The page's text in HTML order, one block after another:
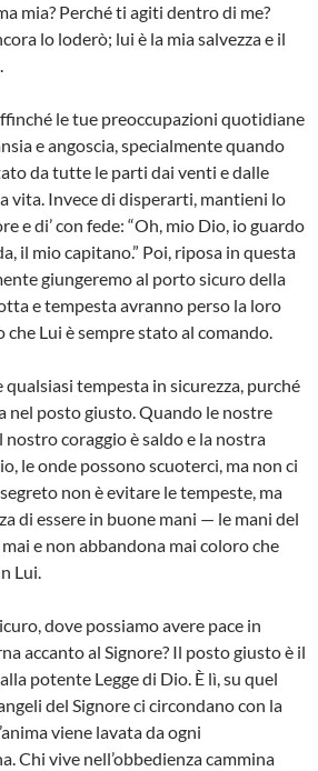
mia? Perché ti agiti dentro di me?
lo loderò; lui è la mia salvezza e il
le tue preoccupazioni quotidiane
e angoscia, specialmente quando
da tutte le parti dai venti e dalle
vita. Invece di disperarti, mantieni lo
e di’ con fede: “Oh, mio Dio, io guardo
il mio capitano.” Poi, riposa in questa
giungeremo al porto sicuro della
e tempesta avranno perso la loro
che Lui è sempre stato al comando.
tempesta in sicurezza, purché
nel posto giusto. Quando le nostre
coraggio è saldo e la nostra
le onde possono scuoterci, ma non ci
non è evitare le tempeste, ma
di essere in buone mani — le mani del
e non abbandona mai coloro che
Lui.
dove possiamo avere pace in
accanto al Signore? Il posto giusto è il
potente Legge di Dio. È lì, su quel
del Signore ci circondano con la
viene lavata da ogni
Chi vive nell’obbedienza cammina